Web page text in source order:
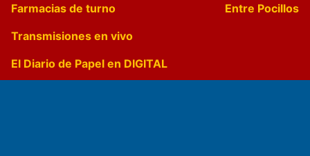
Farmacias de turno
Entre Pocillos
Transmisiones en vivo
El Diario de Papel en DIGITAL